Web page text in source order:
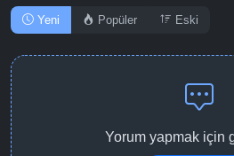
Yeni Popüler Eski
Yorum yapmak için